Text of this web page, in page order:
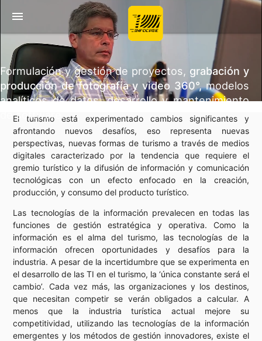
menu
Formulación y gestión de proyectos, grabación y
producción de fotografía y video 360°,modelos
analíticos de datos, desarrollo y mantenimiento
de software.
El turismo está experimentado cambios significantes y
afrontando nuevos desafíos, eso representa nuevas
perspectivas, nuevas formas de turismo a través de medios
digitales caracterizado por la tendencia que requiere el
gremio turístico y la difusión de información y comunicación
tecnológicas con un efecto enfocado en la creación,
producción, y consumo del producto turístico.
Las tecnologías de la información prevalecen en todas las
funciones de gestión estratégica y operativa. Como la
información es el alma del turismo, las tecnologías de la
información ofrecen oportunidades y desafíos para la
industria. A pesar de la incertidumbre que se experimenta en
el desarrollo de las TI en el turismo, la ‘única constante será el
cambio’. Cada vez más, las organizaciones y los destinos,
que necesitan competir se verán obligados a calcular. A
menos que la industria turística actual mejore su
competitividad, utilizando las tecnologías de la información
emergentes y los métodos de gestión innovadores, existe el